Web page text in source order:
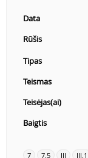
Data
Rūšis
Tipas
Teismas
Teisėjas(ai)
Baigtis
7 7.5 III III.1